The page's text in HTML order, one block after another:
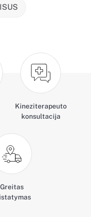
Kineziterapeuto
konsultacija
Greitas